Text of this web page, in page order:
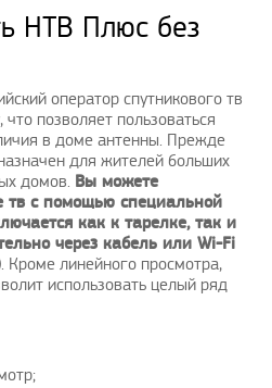
НТВ Плюс без
оператор спутникового тв
позволяет пользоваться
в доме антенны. Прежде
для жителей больших
домов. Вы можете
тв с помощью специальной
как к тарелке, так и
через кабель или Wi-Fi
. Кроме линейного просмотра,
использовать целый ряд